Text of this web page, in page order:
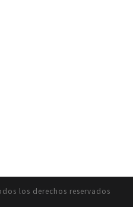
los derechos reservados